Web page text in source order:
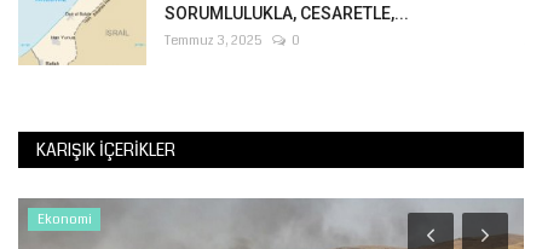
SORUMLULUKLA, CESARETLE,...
Temmuz 3, 2025 0
KARIŞIK İÇERIKLER
Ekonomi